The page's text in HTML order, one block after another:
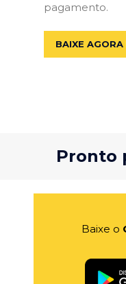
pagamento.
BAIXE
Pronto
Baixe o